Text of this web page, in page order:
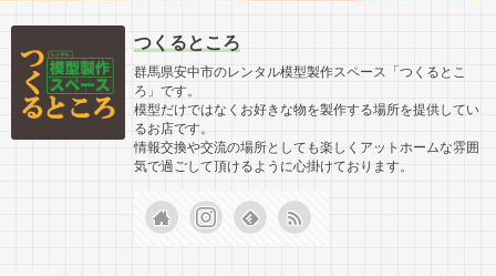
つくるところ
群馬県安中市のレンタル模型製作スペース「つくるとこ
ろ」です。
模型だけではなくお好きな物を製作する場所を提供してい
るお店です。
情報交換や交流の場所としても楽しくアットホームな雰囲
気で過ごして頂けるように心掛けております。